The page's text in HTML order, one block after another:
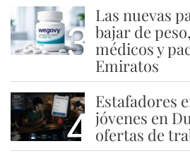
3
Las nuevas
bajar de
médicos y
Emiratos
4
Estafadores
jóvenes en
ofertas de